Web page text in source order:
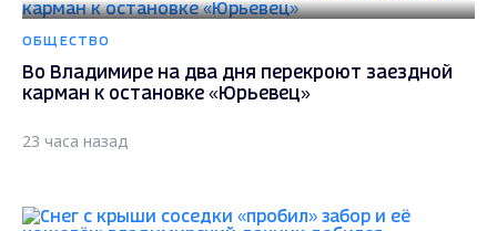
ОБЩЕСТВО
Во Владимире на два дня перекроют заездной
карман к остановке «Юрьевец»
23 часа назад